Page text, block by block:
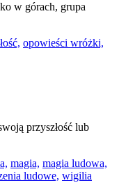
w górach, grupa
opowieści wróżki,
przyszłość lub
magia, magia ludowa,
ludowe, wigilia